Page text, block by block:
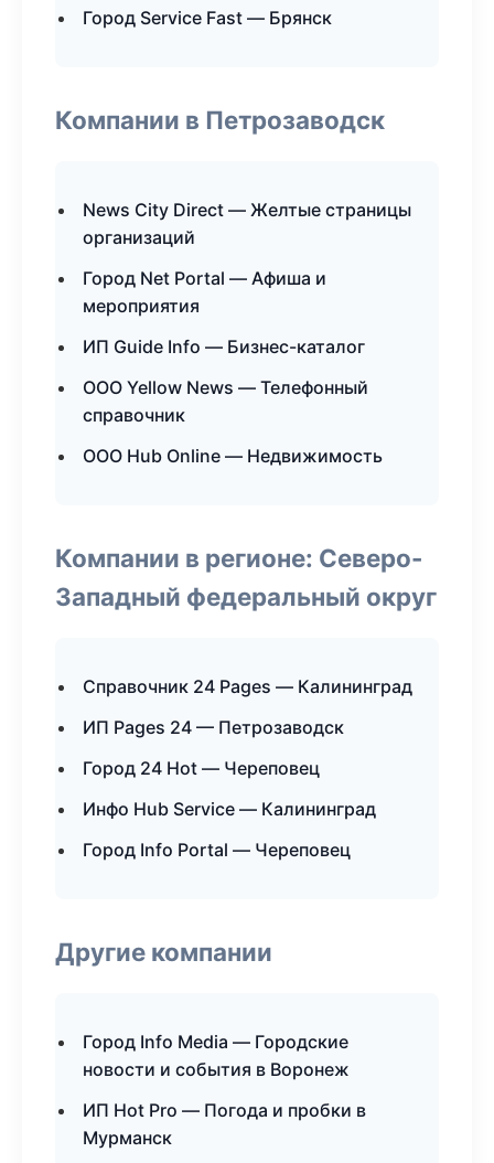
Город Service Fast — Брянск
Компании в Петрозаводск
News City Direct — Желтые страницы
организаций
Город Net Portal — Афиша и
мероприятия
ИП Guide Info — Бизнес-каталог
ООО Yellow News — Телефонный
справочник
ООО Hub Online — Недвижимость
Компании в регионе: Северо-
Западный федеральный округ
Справочник 24 Pages — Калининград
ИП Pages 24 — Петрозаводск
Город 24 Hot — Череповец
Инфо Hub Service — Калининград
Город Info Portal — Череповец
Другие компании
Город Info Media — Городские
новости и события в Воронеж
ИП Hot Pro — Погода и пробки в
Мурманск